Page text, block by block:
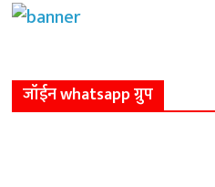
जॉईन whatsapp ग्रुप